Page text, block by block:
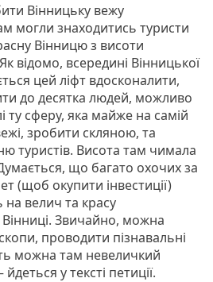
Вінницьку вежу
могли знаходитись туристи
Вінницю з висоти
відомо, всередині Вінницької
цей ліфт вдосконалити,
до десятка людей, можливо
ту сферу, яка майже на самій
зробити скляною, та
туристів. Висота там чимала
що багато охочих за
(щоб окупити інвестиції)
велич та красу
Звичайно, можна
проводити пізнавальні
можна там невеличкий
у тексті петиції.